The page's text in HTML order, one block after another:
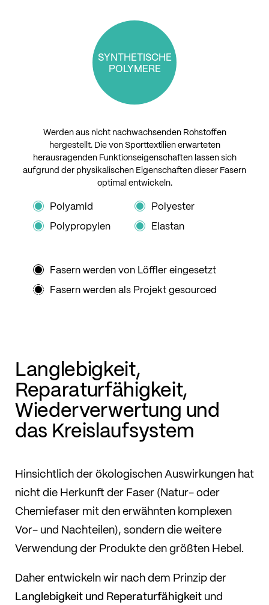
SYNTHETISCHE
POLYMERE
Werden aus nicht nachwachsenden Rohstoffen
hergestellt. Die von Sporttextilien erwarteten
herausragenden Funktionseigenschaften lassen sich
aufgrund der physikalischen Eigenschaften dieser Fasern
optimal entwickeln.
Polyamid
Polyester
Polypropylen
Elastan
Fasern werden von Löffler eingesetzt
Fasern werden als Projekt gesourced
Langlebigkeit,
Reparaturfähigkeit,
Wiederverwertung und
das Kreislaufsystem
Hinsichtlich der ökologischen Auswirkungen hat
nicht die Herkunft der Faser (Natur- oder
Chemiefaser mit den erwähnten komplexen
Vor- und Nachteilen), sondern die weitere
Verwendung der Produkte den größten Hebel.
Daher entwickeln wir nach dem Prinzip der
Langlebigkeit und Reperaturfähigkeitund